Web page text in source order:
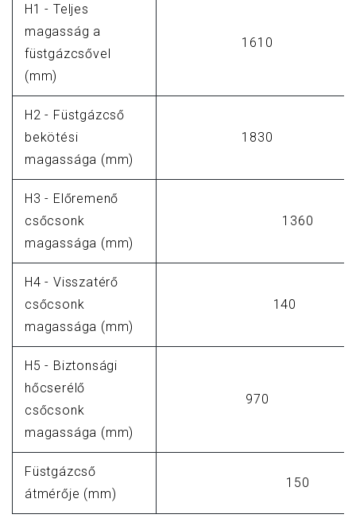
H1 - Teljes
magasság a
füstgázcsővel
(mm)
1610
H2 - Füstgázcső
bekötési
magassága (mm)
1830
H3 - Előremenő
csőcsonk
magassága (mm)
1360
H4 - Visszatérő
csőcsonk
magassága (mm)
140
H5 - Biztonsági
hőcserélő
csőcsonk
magassága (mm)
970
Füstgázcső
átmérője (mm)
150